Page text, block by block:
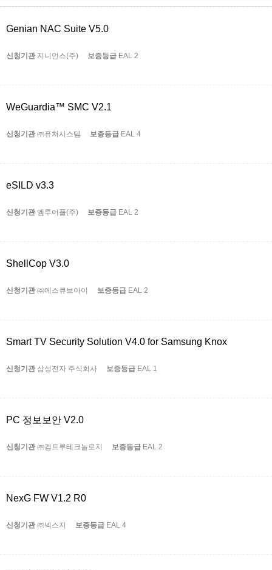
Genian NAC Suite V5.0
신청기관 지니언스(주) 보증등급 EAL 2
WeGuardia™ SMC V2.1
신청기관 ㈜퓨쳐시스템 보증등급 EAL 4
eSILD v3.3
신청기관 엠투어플(주) 보증등급 EAL 2
ShellCop V3.0
신청기관 ㈜에스큐브아이 보증등급 EAL 2
Smart TV Security Solution V4.0 for Samsung Knox
신청기관 삼성전자 주식회사 보증등급 EAL 1
PC 정보보안 V2.0
신청기관 ㈜컴트루테크놀로지 보증등급 EAL 2
NexG FW V1.2 R0
신청기관 ㈜넥스지 보증등급 EAL 4